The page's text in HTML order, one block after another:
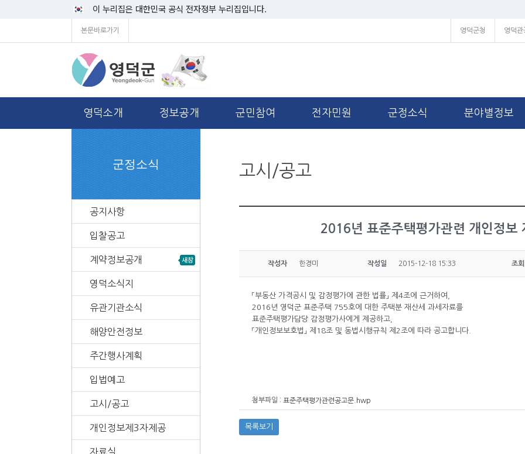
이 누리집은 대한민국 공식 전자정부 누리집입니다.
본문바로가기 영덕군청 영덕관
영덕소개 정보공개 군민참여 전자민원 군정소식 분야별정보
고시/공고
2016년 표준주택평가관련 개인정보
작성자 한경미 작성일 2015-12-18 15:33 조회
「부동산 가격공시 및 감정평가에 관한 법률」 제4조에 근거하여,
2016년 영덕군 표준주택 755호에 대한 주택분 재산세 과세자료를
표준주택평가담당 감정평가사에게 제공하고,
「개인정보보호법」 제18조 및 동법시행규칙 제2조에 따라 공고합니다.
첨부파일 : 표준주택평가관련공고문.hwp
목록보기
군정소식
공지사항
입찰공고
계약정보공개
영덕소식지
유관기관소식
해양안전정보
주간행사계획
입법예고
고시/공고
개인정보제3자제공
자료실